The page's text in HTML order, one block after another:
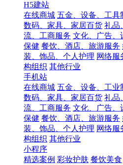
H5建站
在线商城 五金、设备、工具
数码、家具、家居百货 礼品
流、工商服务 文化、广告、
保健 餐饮、酒店、旅游服务
装、饰品、个人护理 网络服
构组织 其他行业
手机站
在线商城 五金、设备、工业
数码、家具、家居百货 礼品
流、工商服务 文化、广告、
保健 餐饮、酒店、旅游服务
装、饰品、个人护理 网络服
构组织 其他行业
小程序
精选案例 彩妆护肤 餐饮美食